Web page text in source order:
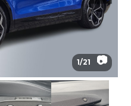
1/21 📷